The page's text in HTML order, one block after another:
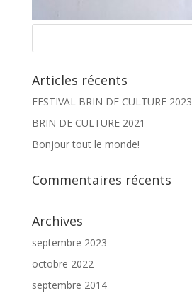
Articles récents
FESTIVAL BRIN DE CULTURE 2023
BRIN DE CULTURE 2021
Bonjour tout le monde!
Commentaires récents
Archives
septembre 2023
octobre 2022
septembre 2014